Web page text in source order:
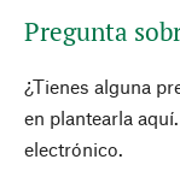
Pregunta
¿Tienes alguna
en plantearla
electrónico.